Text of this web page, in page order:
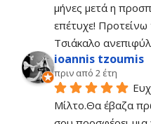
μήνες μετά η
επέτυχε! Προτείνω
Τσιάκαλο
ioannis tzoumis
πριν από 2 έτη
Μίλτο.Θα έβαζα